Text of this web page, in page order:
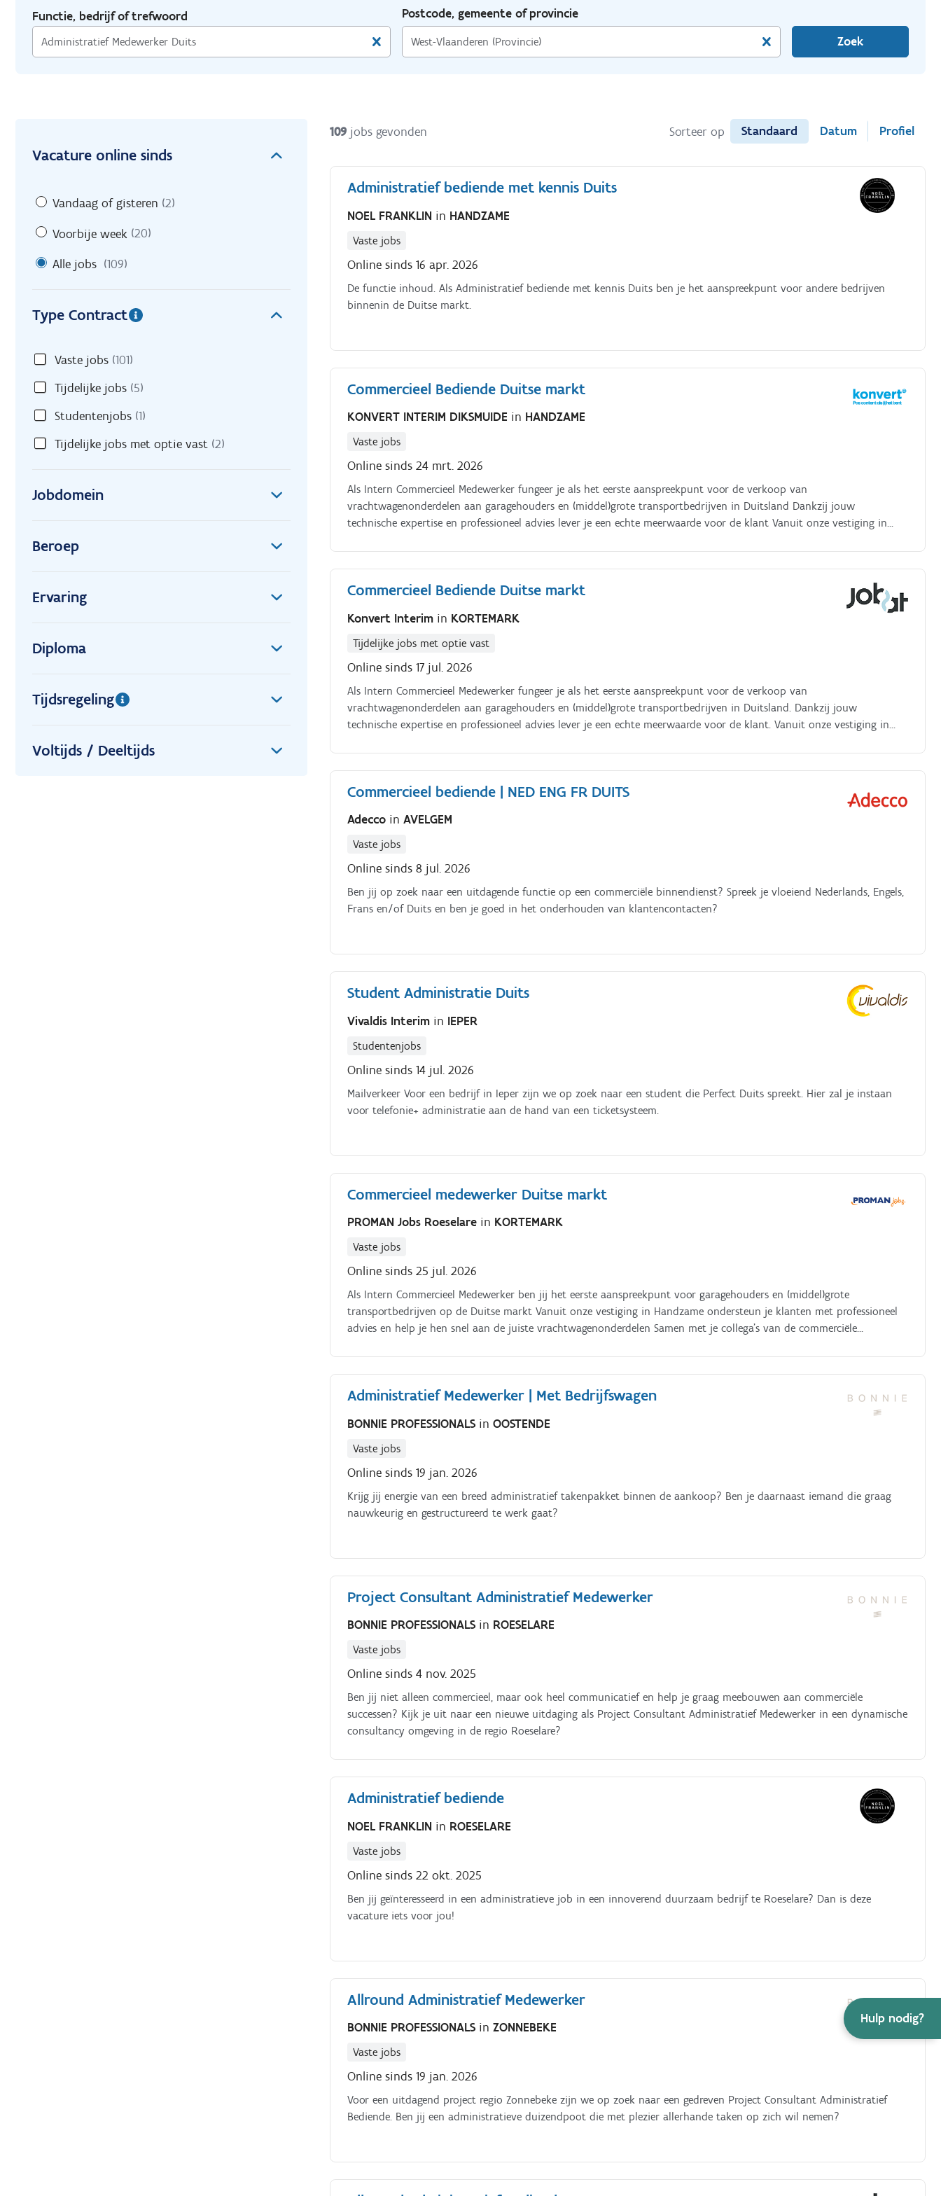
Hulp nodig?
Functie, bedrijf of trefwoord
Postcode, gemeente of provincie
Zoek
Vacature online sinds
Vandaag of gisteren (2)
Voorbije week (20)
Alle jobs (109)
Type Contract
Vaste jobs (101)
Tijdelijke jobs (5)
Studentenjobs (1)
Tijdelijke jobs met optie vast (2)
Jobdomein
Beroep
Ervaring
Diploma
Tijdsregeling
Voltijds / Deeltijds
109 jobs gevonden Sorteer op Standaard Datum Profiel
Administratief bediende met kennis Duits
NOEL FRANKLIN in HANDZAME
Vaste jobs
Online sinds 16 apr. 2026
De functie inhoud. Als Administratief bediende met kennis Duits ben je het aanspreekpunt voor andere bedrijven
binnenin de Duitse markt.
Commercieel Bediende Duitse markt
KONVERT INTERIM DIKSMUIDE in HANDZAME
Vaste jobs
Online sinds 24 mrt. 2026
Als Intern Commercieel Medewerker fungeer je als het eerste aanspreekpunt voor de verkoop van
vrachtwagenonderdelen aan garagehouders en (middel)grote transportbedrijven in Duitsland Dankzij jouw
technische expertise en professioneel advies lever je een echte meerwaarde voor de klant Vanuit onze vestiging in
bestelling tot levering.
Commercieel Bediende Duitse markt
Konvert Interim in KORTEMARK
Tijdelijke jobs met optie vast
Online sinds 17 jul. 2026
Als Intern Commercieel Medewerker fungeer je als het eerste aanspreekpunt voor de verkoop van
vrachtwagenonderdelen aan garagehouders en (middel)grote transportbedrijven in Duitsland. Dankzij jouw
technische expertise en professioneel advies lever je een echte meerwaarde voor de klant. Vanuit onze vestiging in
bestelling tot levering.
Commercieel bediende | NED ENG FR DUITS
Adecco inAVELGEM
Vaste jobs
Online sinds 8 jul. 2026
Ben jij op zoek naar een uitdagende functie op een commerciële binnendienst? Spreek je vloeiend Nederlands, Engels,
Frans en/of Duits en ben je goed in het onderhouden van klantencontacten?
Student Administratie Duits
Vivaldis Interim in IEPER
Studentenjobs
Online sinds 14 jul. 2026
Mailverkeer Voor een bedrijf in Ieper zijn we op zoek naar een student die Perfect Duits spreekt. Hier zal je instaan
voor telefonie+ administratie aan de hand van een ticketsysteem.
Commercieel medewerker Duitse markt
PROMAN Jobs Roeselare in KORTEMARK
Vaste jobs
Online sinds 25 jul. 2026
Als Intern Commercieel Medewerker ben jij het eerste aanspreekpunt voor garagehouders en (middel)grote
transportbedrijven op de Duitse markt Vanuit onze vestiging in Handzame ondersteun je klanten met professioneel
advies en help je hen snel aan de juiste vrachtwagenonderdelen Samen met je collega’s van de commerciële
jouw technische inzicht en klantgerichte aanpak maak jij écht het verschil Wat ga je doen?. *Adviseren van klanten
over vrachtwagenonderdelen*Verwerken en opvolgen van bestellingen*Opbouwen van sterke
klantenrelaties*Technische ondersteuning bieden aan garagehouders en transportfirma’s*Actief meedenken met de
Administratief Medewerker | Met Bedrijfswagen
BONNIE PROFESSIONALS inOOSTENDE
Vaste jobs
Online sinds 19 jan. 2026
Krijg jij energie van een breed administratief takenpakket binnen de aankoop? Ben je daarnaast iemand die graag
nauwkeurig en gestructureerd te werk gaat?
Project Consultant Administratief Medewerker
BONNIE PROFESSIONALS in ROESELARE
Vaste jobs
Online sinds 4 nov. 2025
Ben jij niet alleen commercieel, maar ook heel communicatief en help je graag meebouwen aan commerciële
successen? Kijk je uit naar een nieuwe uitdaging als Project Consultant Administratief Medewerker in een dynamische
consultancy omgeving in de regio Roeselare?
Administratief bediende
NOEL FRANKLIN in ROESELARE
Vaste jobs
Online sinds 22 okt. 2025
Ben jij geïnteresseerd in een administratieve job in een innoverend duurzaam bedrijf te Roeselare? Dan is deze
vacature iets voor jou!
Allround Administratief Medewerker
BONNIE PROFESSIONALS inZONNEBEKE
Vaste jobs
Online sinds 19 jan. 2026
Voor een uitdagend project regio Zonnebeke zijn we op zoek naar een gedreven Project Consultant Administratief
Bediende. Ben jij een administratieve duizendpoot die met plezier allerhande taken op zich wil nemen?